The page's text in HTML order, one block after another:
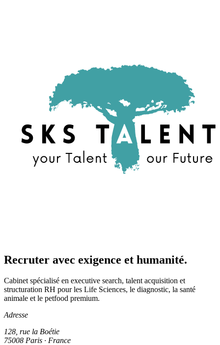
Recruter avec exigence et humanité.
Cabinet spécialisé en executive search, talent acquisition et
structuration RH pour les Life Sciences, le diagnostic, la santé
animale et le petfood premium.
Adresse
128, rue la Boétie
75008 Paris · France